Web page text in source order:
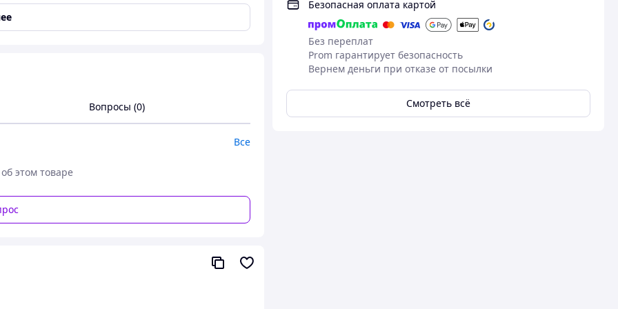
Безопасная оплата картой
Без переплат
Prom гарантирует безопасность
Вернем деньги при отказе от посылки
Смотреть всё
Вопросы (0)
Все
этом товаре